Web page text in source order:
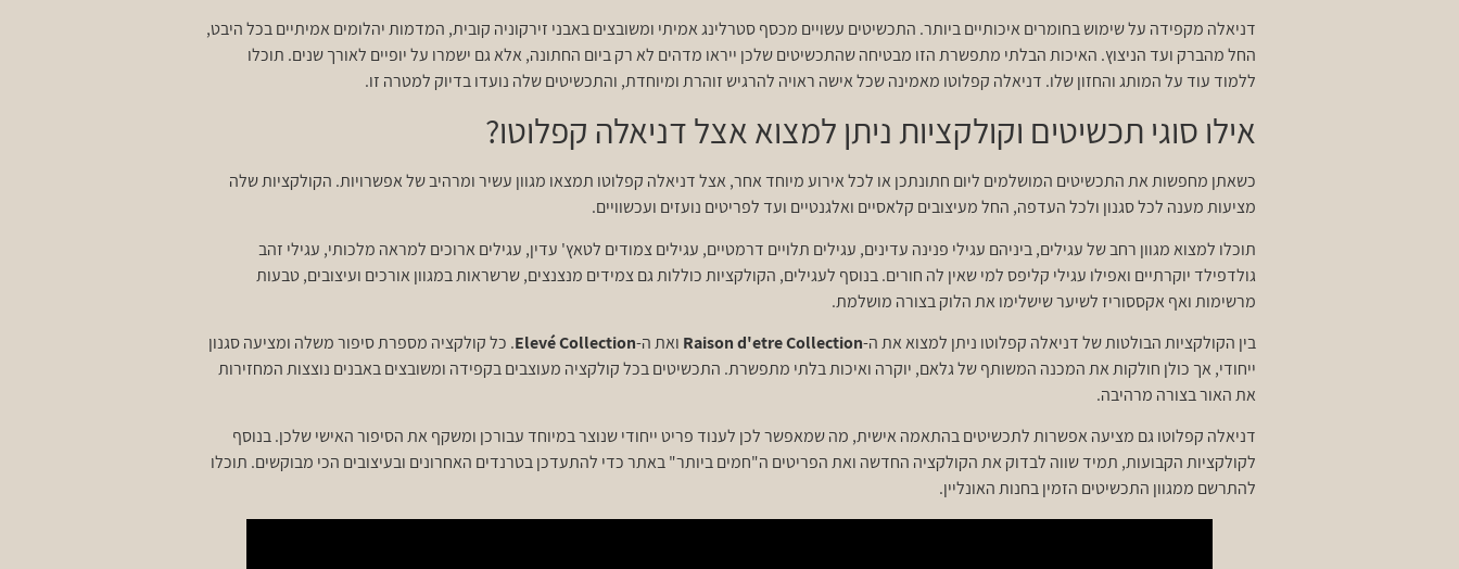
דניאלה מקפידה על שימוש בחומרים איכותיים ביותר. התכשיטים עשויים מכסף סטרלינג אמיתי ומשובצים באבני זירקוניה קובית, המדמות יהלומים אמיתיים בכל היבט,
החל מהברק ועד הניצוץ. האיכות הבלתי מתפשרת הזו מבטיחה שהתכשיטים שלכן ייראו מדהים לא רק ביום החתונה, אלא גם ישמרו על יופיים לאורך שנים. תוכלו
ללמוד עוד על המותג והחזון שלו. דניאלה קפלוטו מאמינה שכל אישה ראויה להרגיש זוהרת ומיוחדת, והתכשיטים שלה נועדו בדיוק למטרה זו.
אילו סוגי תכשיטים וקולקציות ניתן למצוא אצל דניאלה קפלוטו?
כשאתן מחפשות את התכשיטים המושלמים ליום חתונתכן או לכל אירוע מיוחד אחר, אצל דניאלה קפלוטו תמצאו מגוון עשיר ומרהיב של אפשרויות. הקולקציות שלה
מציעות מענה לכל סגנון ולכל העדפה, החל מעיצובים קלאסיים ואלגנטיים ועד לפריטים נועזים ועכשוויים.
תוכלו למצוא מגוון רחב של עגילים, ביניהם עגילי פנינה עדינים, עגילים תלויים דרמטיים, עגילים צמודים לטאץ' עדין, עגילים ארוכים למראה מלכותי, עגילי זהב
גולדפילד יוקרתיים ואפילו עגילי קליפס למי שאין לה חורים. בנוסף לעגילים, הקולקציות כוללות גם צמידים מנצנצים, שרשראות במגוון אורכים ועיצובים, טבעות
מרשימות ואף אקססוריז לשיער שישלימו את הלוק בצורה מושלמת.
בין הקולקציות הבולטות של דניאלה קפלוטו ניתן למצוא את ה-Raison d'etre Collection ואת ה-Elevé Collection. כל קולקציה מספרת סיפור משלה ומציעה סגנון
ייחודי, אך כולן חולקות את המכנה המשותף של גלאם, יוקרה ואיכות בלתי מתפשרת. התכשיטים בכל קולקציה מעוצבים בקפידה ומשובצים באבנים נוצצות המחזירות
את האור בצורה מרהיבה.
דניאלה קפלוטו גם מציעה אפשרות לתכשיטים בהתאמה אישית, מה שמאפשר לכן לענוד פריט ייחודי שנוצר במיוחד עבורכן ומשקף את הסיפור האישי שלכן. בנוסף
לקולקציות הקבועות, תמיד שווה לבדוק את הקולקציה החדשה ואת הפריטים ה"חמים ביותר" באתר כדי להתעדכן בטרנדים האחרונים ובעיצובים הכי מבוקשים. תוכלו
להתרשם ממגוון התכשיטים הזמין בחנות האונליין.